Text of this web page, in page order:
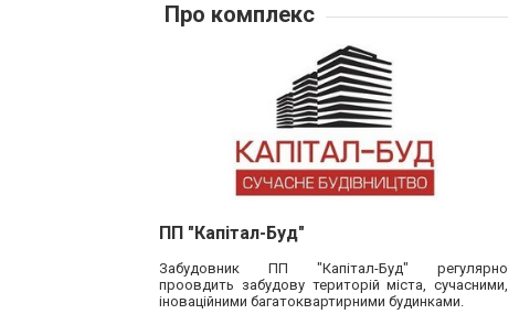
Про комплекс
ПП "Капітал-Буд"
Забудовник ПП "Капітал-Буд" регулярно
проовдить забудову територій міста, сучасними,
іноваційними багатоквартирними будинками.